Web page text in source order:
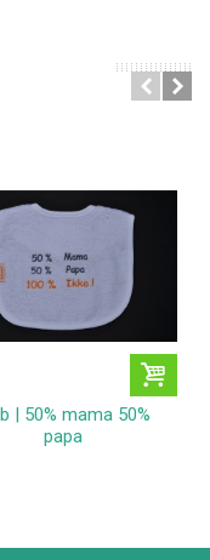
| 50% mama 50%
papa